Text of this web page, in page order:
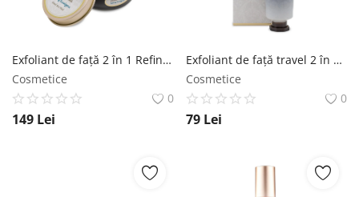
Exfoliant de faţă 2 în 1 Refining Eucalyptus SABON
Cosmetice
0
149 Lei
Exfoliant de faţă travel 2 în 1 Refining Eucalyptus SABON
Cosmetice
0
79 Lei